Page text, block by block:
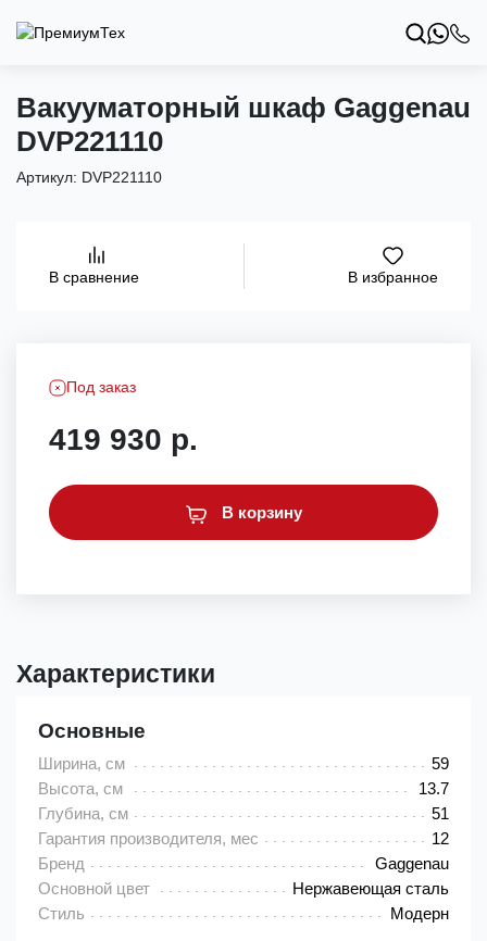
Вакууматорный шкаф Gaggenau
DVP221110
Артикул: DVP221110
В сравнение В избранное
Под заказ
419 930 р.
В корзину
Характеристики
Основные
Ширина, см
59
Высота, см
13.7
Глубина, см
51
Гарантия производителя, мес
12
Бренд
Gaggenau
Основной цвет
Нержавеющая сталь
Стиль
Модерн